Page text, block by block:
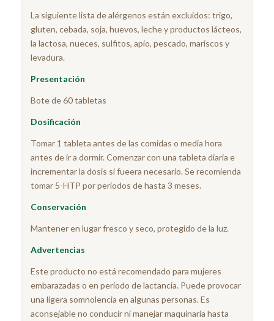
La siguiente lista de alérgenos están excluidos: trigo,
gluten, cebada, soja, huevos, leche y productos lácteos,
la lactosa, nueces, sulfitos, apio, pescado, mariscos y
levadura.
Presentación
Bote de 60 tabletas
Dosificación
Tomar 1 tableta antes de las comidas o media hora
antes de ir a dormir. Comenzar con una tableta diaria e
incrementar la dosis si fueera necesario. Se recomienda
tomar 5-HTP por períodos de hasta 3 meses.
Conservación
Mantener en lugar fresco y seco, protegido de la luz.
Advertencias
Este producto no está recomendado para mujeres
embarazadas o en período de lactancia. Puede provocar
una ligera somnolencia en algunas personas. Es
aconsejable no conducir ni manejar maquinaria hasta